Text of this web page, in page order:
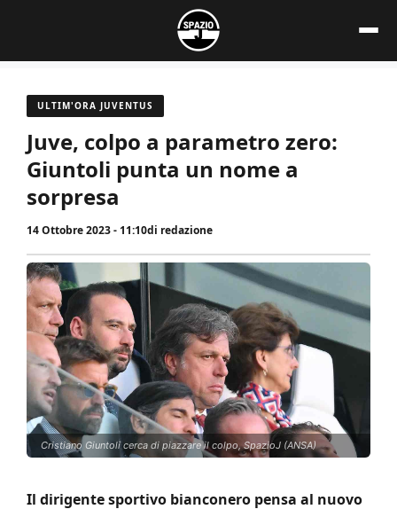
contenuto
ULTIM'ORA JUVENTUS
Juve, colpo a parametro zero:
Giuntoli punta un nome a
sorpresa
14 Ottobre 2023 - 11:10di redazione
Cristiano Giuntoli cerca di piazzare il colpo, SpazioJ (ANSA)
Il dirigente sportivo bianconero pensa al nuovo